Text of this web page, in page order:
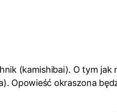
(kamishibai). O tym jak
Opowieść okraszona